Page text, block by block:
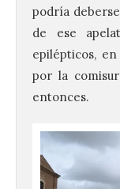
podría
de ese
epilépticos,
por la
entonces.